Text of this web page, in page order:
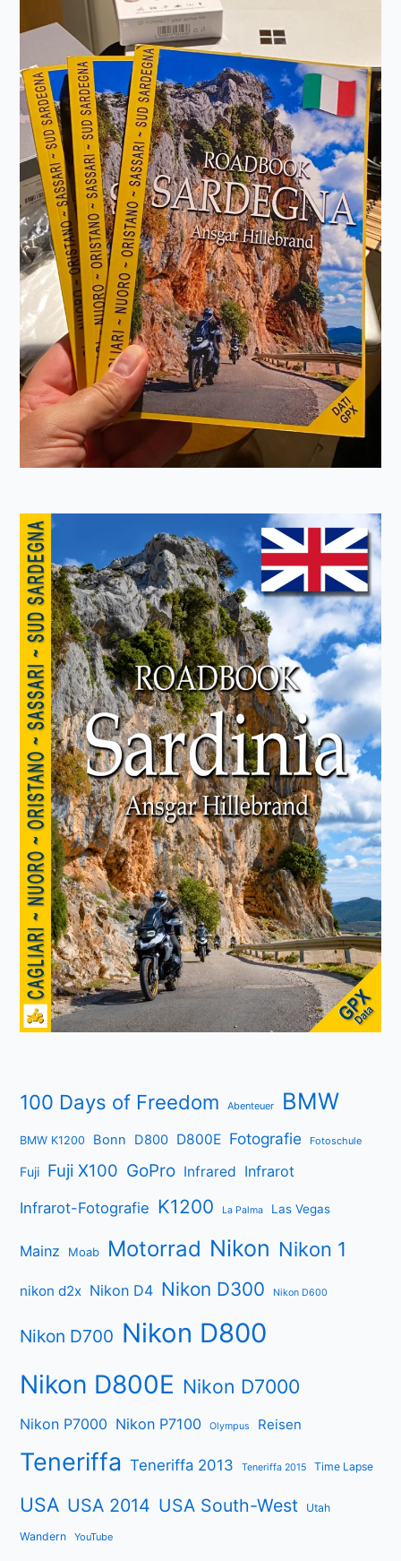
100 Days of Freedom Abenteuer BMW
BMW K1200 Bonn D800 D800E Fotografie Fotoschule
Fuji Fuji X100 GoPro Infrared Infrarot
Infrarot-Fotografie K1200 La Palma Las Vegas
Mainz Moab Motorrad Nikon Nikon 1
nikon d2x Nikon D4 Nikon D300 Nikon D600
Nikon D700 Nikon D800
Nikon D800E Nikon D7000
Nikon P7000 Nikon P7100 Olympus Reisen
Teneriffa Teneriffa 2013 Teneriffa 2015 Time Lapse
USA USA 2014 USA South-West Utah
Wandern YouTube